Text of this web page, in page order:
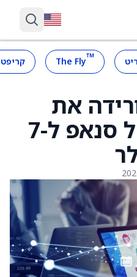
™
The Fly
את
מחיר היעד של סנאפ ל-7